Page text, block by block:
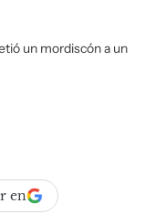
un mordiscón a un
en